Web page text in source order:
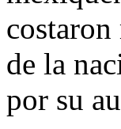
costaron
de la
por su